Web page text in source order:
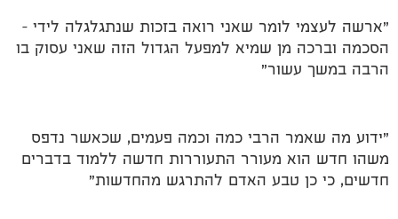
"ארשה לעצמי לומר שאני רואה בזכות שנתגלגלה לידי –
הסכמה וברכה מן שמיא למפעל הגדול הזה שאני עסוק בו
הרבה במשך עשור"
"ידוע מה שאמר הרבי כמה וכמה פעמים, שכאשר נדפס
משהו חדש הוא מעורר התעוררות חדשה ללמוד בדברים
חדשים, כי כן טבע האדם להתרגש מהחדשות"